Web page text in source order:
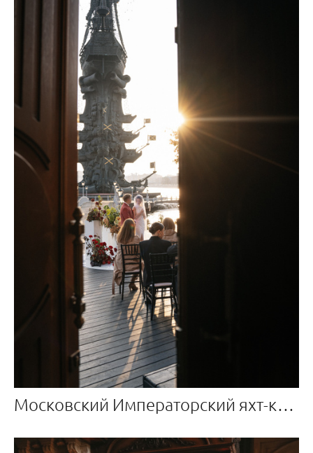
Московский Императорский яхт-клуб свадебная фотосессия